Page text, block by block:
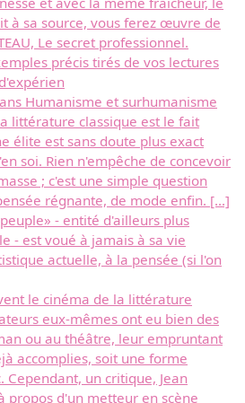
à sa source, vous ferez œuvre de
Le secret professionnel.
précis tirés de vos lectures
Humanisme et surhumanisme
littérature classique est le fait
élite est sans doute plus exact
soi. Rien n'empêche de concevoir
; c'est une simple question
régnante, de mode enfin. [...]
- entité d'ailleurs plus
- est voué à jamais à sa vie
actuelle, à la pensée (si l'on
le cinéma de la littérature
eux-mêmes ont eu bien des
ou au théâtre, leur empruntant
accomplies, soit une forme
un critique, Jean
propos d'un metteur en scène